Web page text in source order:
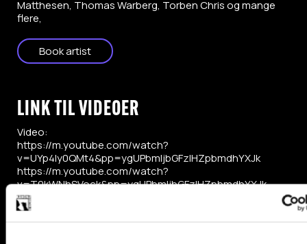
Matthesen, Thomas Warberg, Torben Chris og mange
flere,
Book artist
LINK TIL VIDEOER
Video:
https://m.youtube.com/watch?
v=UYp4Iy0QMt4&pp=ygUPbmljbGFzIHZpbmdhYXJk
https://m.youtube.com/watch?
v=T0kWNhSVock&pp=ygUPbmljbGFzIHZpbmdhYXJk
https://m.youtube.com/watch?